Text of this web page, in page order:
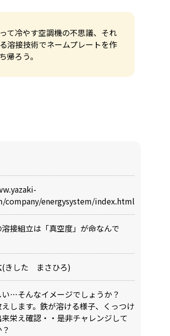
て冷やす空調機の不思議、それ
溶接技術でネームプレートを作
帰ろう。
company/energysystem/index.html
接組立は「真空度」が命なんで
きした まさひろ)
…そんなイメージでしょうか？
します。鉄が溶ける様子、くっつけ
栄え確認・・是非チャレンジして